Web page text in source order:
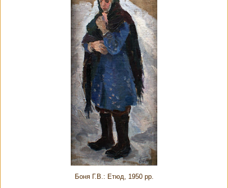
Боня Г.В.: Етюд, 1950 рр.